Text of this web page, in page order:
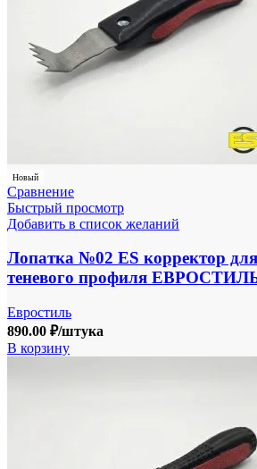
Новый
Сравнение
Быстрый просмотр
Добавить в список желаний
Лопатка №02 ES корректор
теневого профиля
Евростиль
890.00 ₽/штука
В корзину